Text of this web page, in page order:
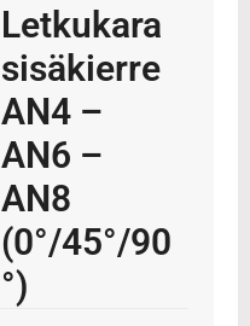
Letkukara
sisäkierre
AN4 –
AN6 –
AN8
(0°/45°/90
°)